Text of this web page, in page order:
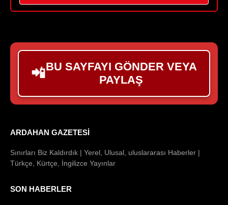
📲BU SAYFAYI GÖNDER VEYA
PAYLAŞ
ARDAHAN GAZETESI
Sınırları Biz Kaldırdık | Yerel, Ulusal, uluslararası Haberler |
Türkçe, Kürtçe, İngilizce Yayınlar
SON HABERLER